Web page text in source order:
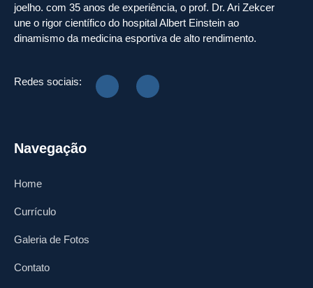
joelho. com 35 anos de experiência, o prof. Dr. Ari Zekcer
une o rigor científico do hospital Albert Einstein ao
dinamismo da medicina esportiva de alto rendimento.
Redes sociais:
Navegação
Home
Currículo
Galeria de Fotos
Contato